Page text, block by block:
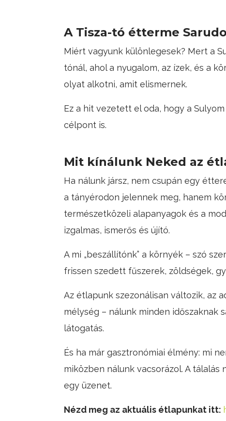
A Tisza-tó étterme
Miért vagyunk különlegesek? Mert a
tónál, ahol a nyugalom, az ízek, és a
olyat alkotni, amit elismernek.
Ez a hit vezetett el oda, hogy a
célpont is.
Mit kínálunk Neked az
Ha nálunk jársz, nem csupán egy
a tányérodon jelennek meg, hanem
természetközeli alapanyagok és a
izgalmas, ismerős és újító.
A mi „beszállítónk” a környék – szó
frissen szedett fűszerek, zöldségek,
Az étlapunk szezonálisan változik, az
mélység – nálunk minden időszaknak
látogatás.
És ha már gasztronómiai élmény: mi
miközben nálunk vacsorázol. A
egy üzenet.
Nézd meg az aktuális étlapunkat itt: